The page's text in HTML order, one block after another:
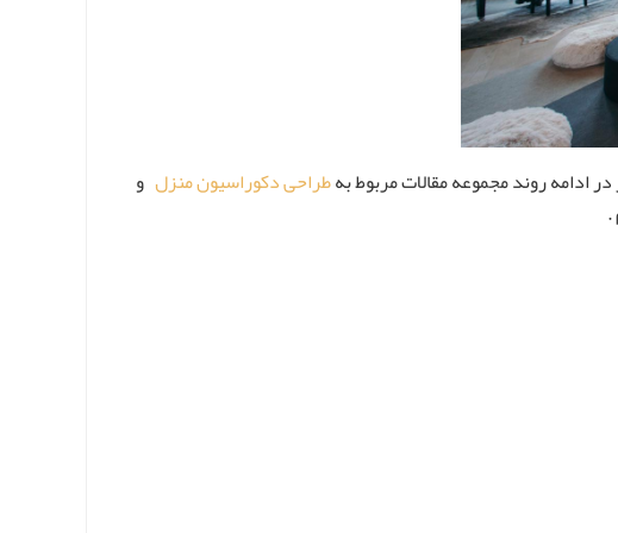
ادامه روند مجموعه مقالات مربوط بهطراحی دکوراسیون منزل و
.